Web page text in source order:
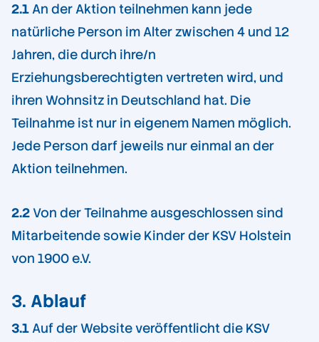
2.1An der Aktion teilnehmen kann jede
natürliche Person im Alter zwischen 4 und 12
Jahren, die durch ihre/n
Erziehungsberechtigten vertreten wird, und
ihren Wohnsitz in Deutschland hat. Die
Teilnahme ist nur in eigenem Namen möglich.
Jede Person darf jeweils nur einmal an der
Aktion teilnehmen.
2.2Von der Teilnahme ausgeschlossen sind
Mitarbeitende sowie Kinder der KSV Holstein
von 1900 e.V.
3. Ablauf
3.1Auf der Website veröffentlicht die KSV